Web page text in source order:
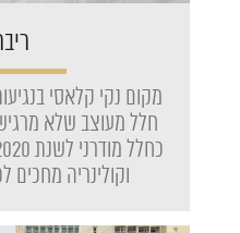
מקום נקי קלאסי
חלל מעוצב שלא
וקולינריה